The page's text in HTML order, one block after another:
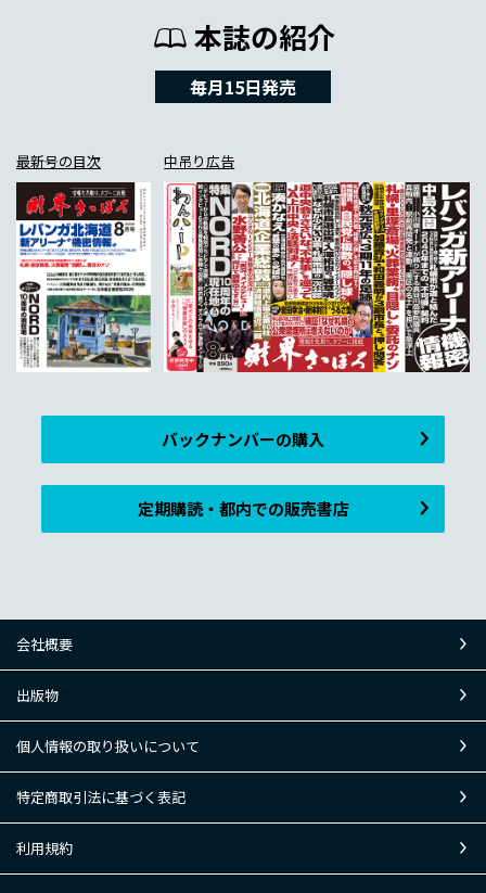
本誌の紹介
毎月15日発売
最新号の目次 中吊り広告
バックナンバーの購入
定期購読・都内での販売書店
会社概要
出版物
個人情報の取り扱いについて
特定商取引法に基づく表記
利用規約